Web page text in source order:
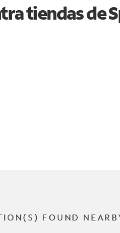
tiendas de
FOUND